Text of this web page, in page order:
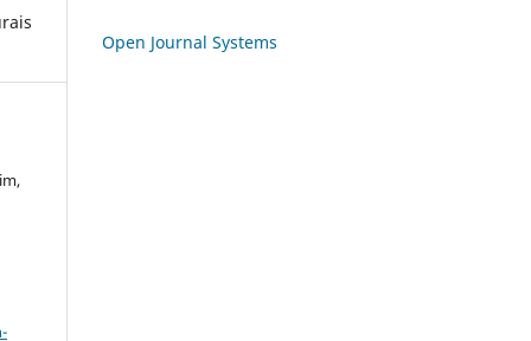
Open Journal Systems